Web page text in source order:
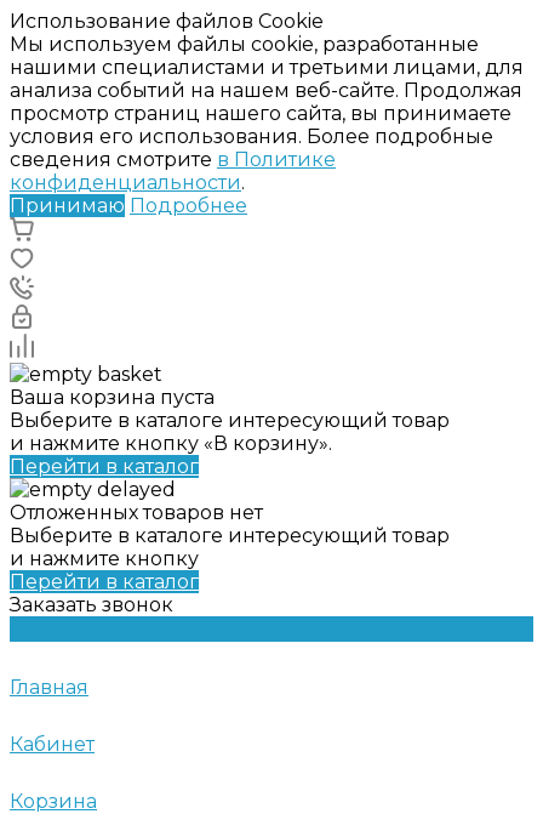
Использование файлов Cookie
Мы используем файлы cookie, разработанные
нашими специалистами и третьими лицами, для
анализа событий на нашем веб-сайте. Продолжая
просмотр страниц нашего сайта, вы принимаете
условия его использования. Более подробные
сведения смотрите в Политике
конфиденциальности.
Принимаю Подробнее
Ваша корзина пуста
Выберите в каталоге интересующий товар
и нажмите кнопку «В корзину».
Перейти в каталог
Отложенных товаров нет
Выберите в каталоге интересующий товар
и нажмите кнопку
Перейти в каталог
Заказать звонок
Главная
Кабинет
Корзина